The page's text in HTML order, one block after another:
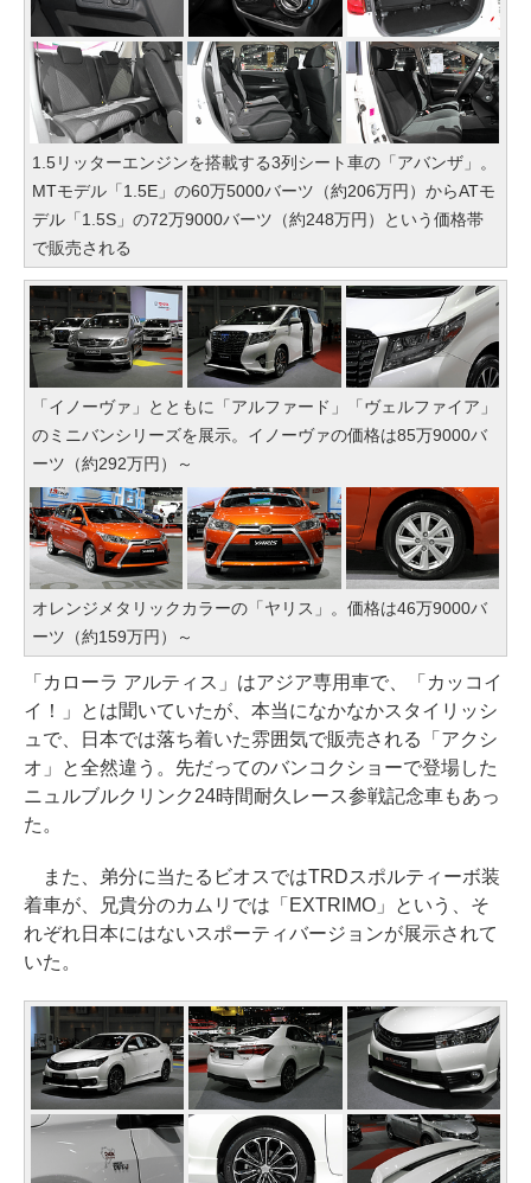
1.5リッターエンジンを搭載する3列シート車の「アバンザ」。
MTモデル「1.5E」の60万5000バーツ（約206万円）からATモ
デル「1.5S」の72万9000バーツ（約248万円）という価格帯
で販売される
「イノーヴァ」とともに「アルファード」「ヴェルファイア」
のミニバンシリーズを展示。イノーヴァの価格は85万9000バ
ーツ（約292万円）～
オレンジメタリックカラーの「ヤリス」。価格は46万9000バ
ーツ（約159万円）～
「カローラ アルティス」はアジア専用車で、「カッコイ
イ！」とは聞いていたが、本当になかなかスタイリッシ
ュで、日本では落ち着いた雰囲気で販売される「アクシ
オ」と全然違う。先だってのバンコクショーで登場した
ニュルブルクリンク24時間耐久レース参戦記念車もあっ
た。
また、弟分に当たるビオスではTRDスポルティーボ装
着車が、兄貴分のカムリでは「EXTRIMO」という、そ
れぞれ日本にはないスポーティバージョンが展示されて
いた。